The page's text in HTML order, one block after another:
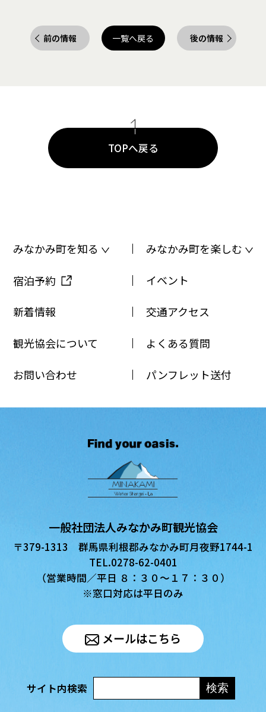
前の情報 一覧へ戻る 後の情報
TOPへ戻る
みなかみ町を知る みなかみ町を楽しむ
宿泊予約 イベント
新着情報 交通アクセス
観光協会について よくある質問
お問い合わせ パンフレット送付
一般社団法人みなかみ町観光協会
〒379-1313 群馬県利根郡みなかみ町月夜野1744-1
TEL.0278-62-0401
（営業時間／平日 ８：３０〜１７：３０）
※窓口対応は平日のみ
メールはこちら
サイト内検索